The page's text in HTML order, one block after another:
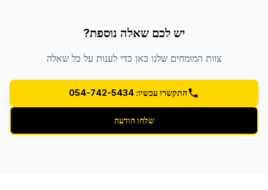
יש לכם שאלה נוספת?
צוות המומחים שלנו כאן כדי לענות על כל שאלה
התקשרו עכשיו: 054-742-5434
שלחו הודעה